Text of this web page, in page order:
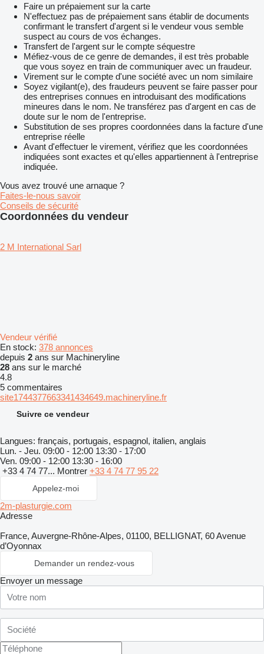
Faire un prépaiement sur la carte
N'effectuez pas de prépaiement sans établir de documents
confirmant le transfert d'argent si le vendeur vous semble
suspect au cours de vos échanges.
Transfert de l'argent sur le compte séquestre
Méfiez-vous de ce genre de demandes, il est très probable
que vous soyez en train de communiquer avec un fraudeur.
Virement sur le compte d'une société avec un nom similaire
Soyez vigilant(e), des fraudeurs peuvent se faire passer pour
des entreprises connues en introduisant des modifications
mineures dans le nom. Ne transférez pas d'argent en cas de
doute sur le nom de l'entreprise.
Substitution de ses propres coordonnées dans la facture d'une
entreprise réelle
Avant d'effectuer le virement, vérifiez que les coordonnées
indiquées sont exactes et qu'elles appartiennent à l'entreprise
indiquée.
Vous avez trouvé une arnaque ?
Faites-le-nous savoir
Conseils de sécurité
Coordonnées du vendeur
2 M International Sarl
Vendeur vérifié
En stock: 378 annonces
depuis 2 ans sur Machineryline
28 ans sur le marché
4.8
5 commentaires
site1744377663341434649.machineryline.fr
Suivre ce vendeur
Langues: français, portugais, espagnol, italien, anglais
Lun. - Jeu. 09:00 - 12:00 13:30 - 17:00
Ven. 09:00 - 12:00 13:30 - 16:00
+33 4 74 77... Montrer +33 4 74 77 95 22
Appelez-moi
2m-plasturgie.com
Adresse
France, Auvergne-Rhône-Alpes, 01100, BELLIGNAT, 60 Avenue
d’Oyonnax
Demander un rendez-vous
Envoyer un message